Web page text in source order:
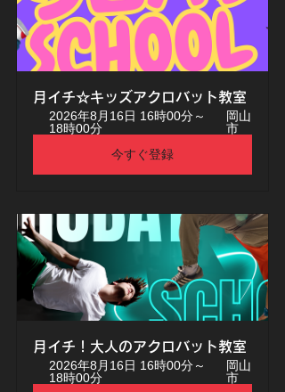
月イチ☆キッズアクロバット教室
2026年8月16日 16時00分～
18時00分
岡山
市
今すぐ登録
月イチ！大人のアクロバット教室
2026年8月16日 16時00分～
18時00分
岡山
市